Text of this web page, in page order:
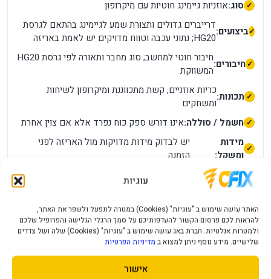
עוגיות
האתר עושה שימוש ב "עוגיות" (Cookies) במטרה לתפעל ולשפר את האתר,
להראות לכם פרסום הקשור להעדפותיכם על סמך הרגלי הגלישה והפרופיל שלכם
ולמטרות אנלטיות. חברת באג עושה שימוש ב "עוגיות" (Cookies) שלה ושל צדדים
שלישיים. מידע נוסף ניתן למצוא ב מדיניות הפרטיות
אישור
סוג:אוזניות גיימינג חוטיות עם מיקרופון
ביצועים:דרייברים גדולים ותצורת שמע לגיימינג בהתאם לגרסת
HG20; נתוני עכבה וטווח מדויקים יש לאמת באריזה
חיבורים:
חיבור חוטי למחשב; סוג מחבר ותאורה לפי גרסת HG20
המשווקת
תכונות:כריות אוזניים, קשת מתכווננת ומיקרופון לשיחות
ומשחקים
חשמל / סוללה:אינו דורש ספק כוח נפרד אלא אם צוין אחרת
מידות
ומשקל:
יש לבדוק מידות מדויקות מול האריזה לפני
הזמנה
תאימות:התאימות תלויה במידות, במחברים ובמערכת שאליה
מחברים את המוצר
מה חשוב לדעת לפני הרכישה?
יש לוודא אם החיבור הוא USB או 3.5 מ״מ בגרסה המקומית;
סראונד ותאורה אינם זמינים בהכרח בכל חיבור בנוסף, מומלץ
לבדוק את מספר החלק, צבע המוצר וסוג המחבר בתמונות ובאריזה.
יצרנים עשויים לשווק גרסאות אזוריות דומות בשם, אך עם מחבר,